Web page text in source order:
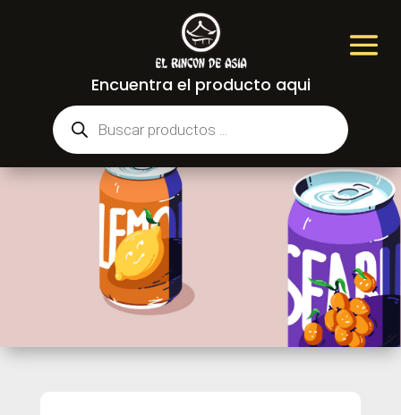
Encuentra el producto aqui
Búsqueda
de
productos